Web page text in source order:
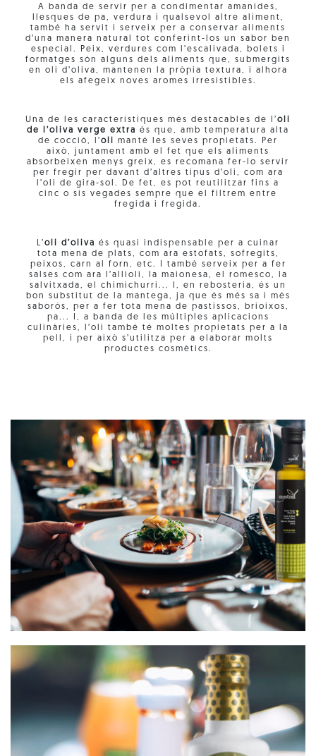
A banda de servir per a condimentar amanides,
llesques de pa, verdura i qualsevol altre aliment,
també ha servit i serveix per a conservar aliments
d’una manera natural tot conferint-los un sabor ben
especial. Peix, verdures com l’escalivada, bolets i
formatges són alguns dels aliments que, submergits
en oli d’oliva, mantenen la pròpia textura, i alhora
els afegeix noves aromes irresistibles.
Una de les característiques més destacables de l’oli
de l’oliva verge extra és que, amb temperatura alta
de cocció, l’oli manté les seves propietats. Per
això, juntament amb el fet que els aliments
absorbeixen menys greix, es recomana fer-lo servir
per fregir per davant d’altres tipus d’oli, com ara
l’oli de gira-sol. De fet, es pot reutilitzar fins a
cinc o sis vegades sempre que el filtrem entre
fregida i fregida.
L’oli d’oliva és quasi indispensable per a cuinar
tota mena de plats, com ara estofats, sofregits,
peixos, carn al forn, etc. I també serveix per a fer
salses com ara l’allioli, la maionesa, el romesco, la
salvitxada, el chimichurri... I, en rebosteria, és un
bon substitut de la mantega, ja que és més sa i més
saborós, per a fer tota mena de pastissos, brioixos,
pa... I, a banda de les múltiples aplicacions
culinàries, l’oli també té moltes propietats per a la
pell, i per això s’utilitza per a elaborar molts
productes cosmètics.